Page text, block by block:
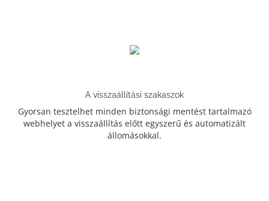
A visszaállítási szakaszok
Gyorsan tesztelhet minden biztonsági mentést tartalmazó
webhelyet a visszaállítás előtt egyszerű és automatizált
állomásokkal.